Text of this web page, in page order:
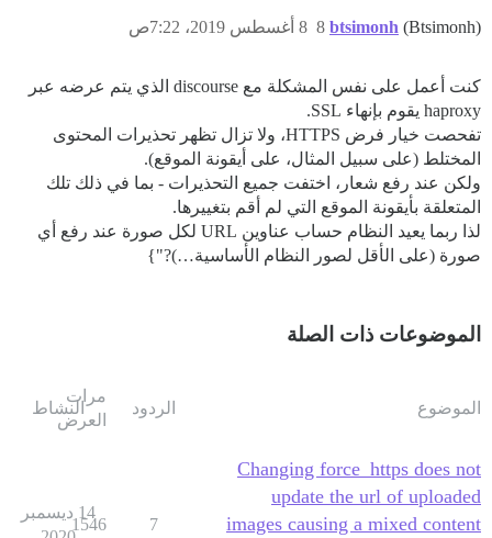
btsimonh (Btsimonh) 8 أغسطس 2019، 7:22ص 8
كنت أعمل على نفس المشكلة مع discourse الذي يتم عرضه عبر
haproxy يقوم بإنهاء SSL.
تفحصت خيار فرض HTTPS، ولا تزال تظهر تحذيرات المحتوى
المختلط (على سبيل المثال، على أيقونة الموقع).
ولكن عند رفع شعار، اختفت جميع التحذيرات - بما في ذلك تلك
المتعلقة بأيقونة الموقع التي لم أقم بتغييرها.
لذا ربما يعيد النظام حساب عناوين URL لكل صورة عند رفع أي
صورة (على الأقل لصور النظام الأساسية…)?"}
الموضوعات ذات الصلة
الموضوع الردود
مرات
العرض
النشاط
Changing force_https does not
update the url of uploaded
images causing a mixed content
7
1546
14 ديسمبر